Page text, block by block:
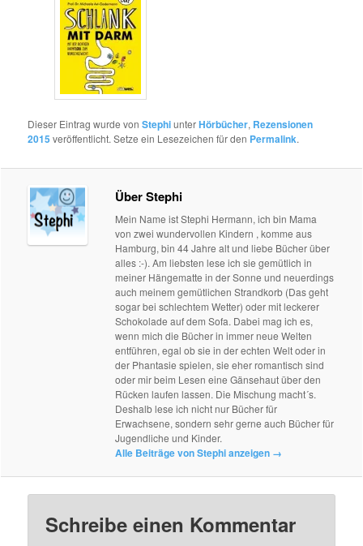
Dieser Eintrag wurde vonStephiunterHörbücher, Rezensionen
2015 veröffentlicht. Setze ein Lesezeichen für den Permalink.
Über Stephi
Mein Name ist Stephi Hermann, ich bin Mama
von zwei wundervollen Kindern , komme aus
Hamburg, bin 44 Jahre alt und liebe Bücher über
alles :-). Am liebsten lese ich sie gemütlich in
meiner Hängematte in der Sonne und neuerdings
auch meinem gemütlichen Strandkorb (Das geht
sogar bei schlechtem Wetter) oder mit leckerer
Schokolade auf dem Sofa. Dabei mag ich es,
wenn mich die Bücher in immer neue Welten
entführen, egal ob sie in der echten Welt oder in
der Phantasie spielen, sie eher romantisch sind
oder mir beim Lesen eine Gänsehaut über den
Rücken laufen lassen. Die Mischung macht´s.
Deshalb lese ich nicht nur Bücher für
Erwachsene, sondern sehr gerne auch Bücher für
Jugendliche und Kinder.
Alle Beiträge von Stephi anzeigen →
Schreibe einen Kommentar